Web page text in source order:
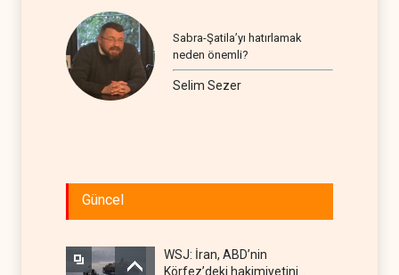
Sabra-Şatila’yı hatırlamak
neden önemli?
Selim Sezer
Güncel
WSJ: İran, ABD’nin
Körfez’deki hakimiyetini